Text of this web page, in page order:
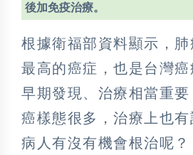
後加免疫治療。
根據衛福部資料顯示，
最高的癌症，也是台灣癌
早期發現、治療相當重
癌樣態很多，治療上也
病人有沒有機會根治呢？